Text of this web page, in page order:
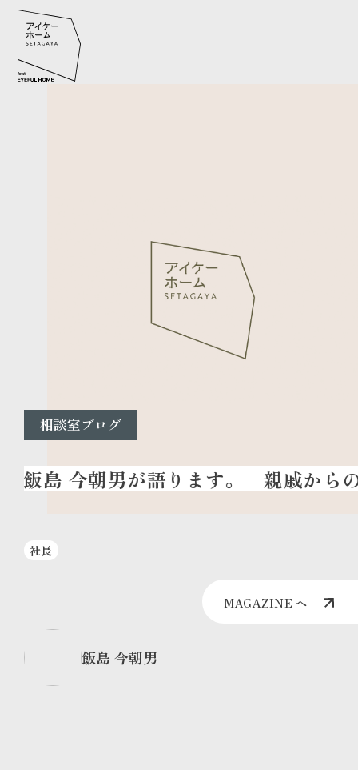
相談室ブログ
親戚から
社長
MAGAZINE へ
飯島 今朝男